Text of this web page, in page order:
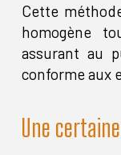
Cette
homogène
assurant au
conforme aux
Une